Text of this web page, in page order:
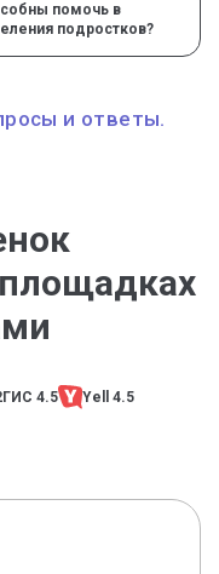
помочь в
подростков?
и ответы.
4.5 Yell 4.5